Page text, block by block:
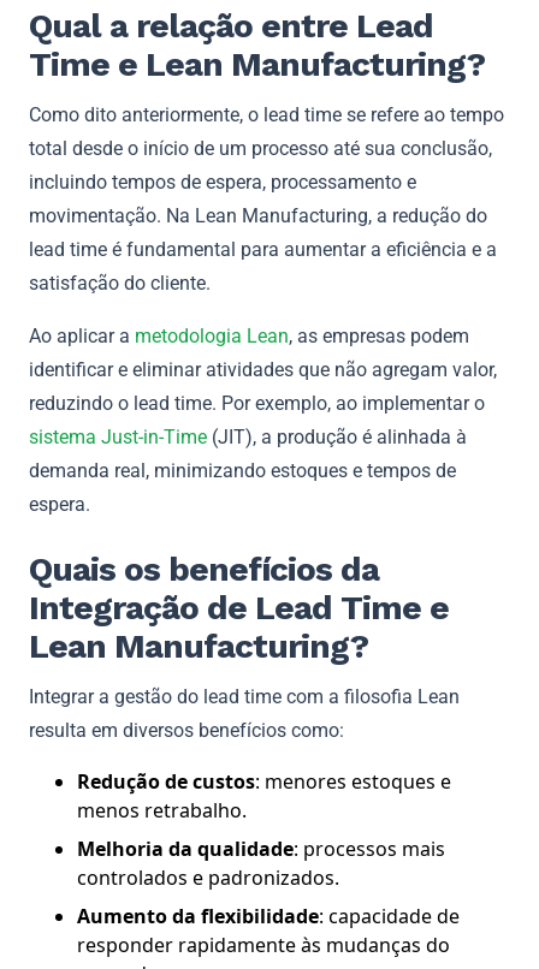
Qual a relação entre Lead
Time e Lean Manufacturing?
Como dito anteriormente, o lead time se refere ao tempo
total desde o início de um processo até sua conclusão,
incluindo tempos de espera, processamento e
movimentação. Na Lean Manufacturing, a redução do
lead time é fundamental para aumentar a eficiência e a
satisfação do cliente.
Ao aplicar a metodologia Lean, as empresas podem
identificar e eliminar atividades que não agregam valor,
reduzindo o lead time. Por exemplo, ao implementar o
sistema Just-in-Time (JIT), a produção é alinhada à
demanda real, minimizando estoques e tempos de
espera.
Quais os benefícios da
Integração de Lead Time e
Lean Manufacturing?
Integrar a gestão do lead time com a filosofia Lean
resulta em diversos benefícios como:
Redução de custos: menores estoques e
menos retrabalho.
Melhoria da qualidade: processos mais
controlados e padronizados.
Aumento da flexibilidade: capacidade de
responder rapidamente às mudanças do